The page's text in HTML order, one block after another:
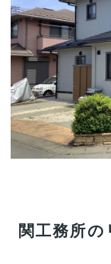
関工務所